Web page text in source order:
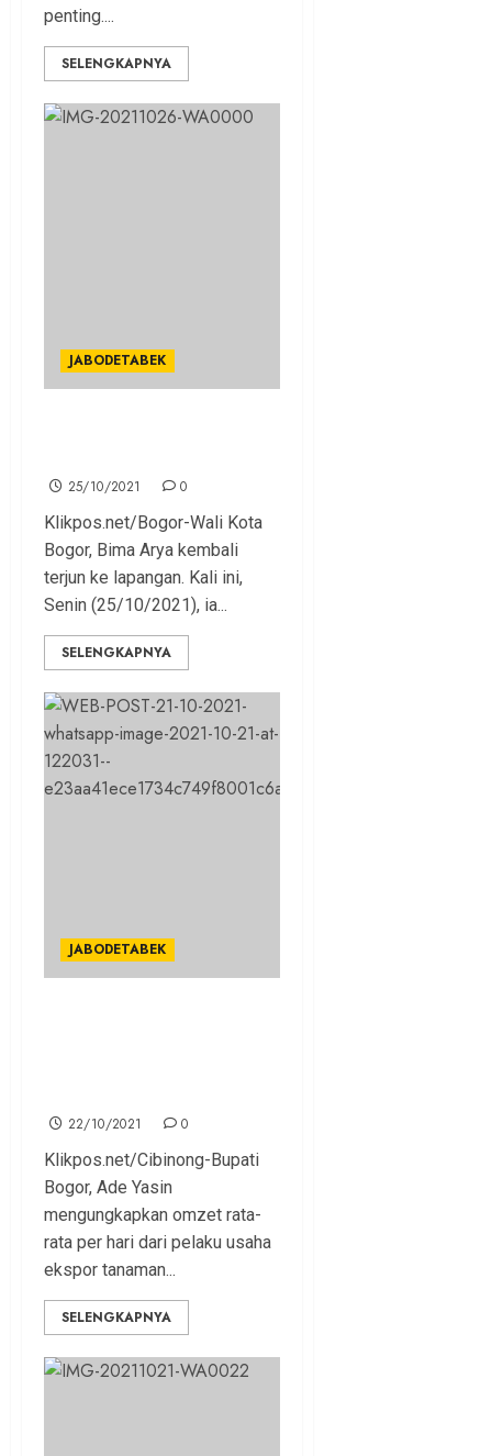
penting....
SELENGKAPNYA
JABODETABEK
25/10/2021 0
Klikpos.net/Bogor-Wali Kota
Bogor, Bima Arya kembali
terjun ke lapangan. Kali ini,
Senin (25/10/2021), ia...
SELENGKAPNYA
JABODETABEK
22/10/2021 0
Klikpos.net/Cibinong-Bupati
Bogor, Ade Yasin
mengungkapkan omzet rata-
rata per hari dari pelaku usaha
ekspor tanaman...
SELENGKAPNYA